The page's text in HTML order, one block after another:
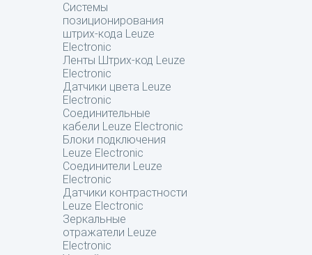
Системы
позиционирования
штрих-кода Leuze
Electronic
Ленты Штрих-код Leuze
Electronic
Датчики цвета Leuze
Electronic
Соединительные
кабели Leuze Electronic
Блоки подключения
Leuze Electronic
Соединители Leuze
Electronic
Датчики контрастности
Leuze Electronic
Зеркальные
отражатели Leuze
Electronic